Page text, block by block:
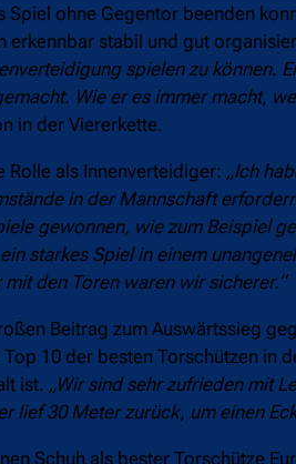
ohne Gegentor beenden
erkennbar stabil und gut
spielen zu können.
Wie er es immer macht,
in der Viererkette.
Rolle als Innenverteidiger: „Ich
in der Mannschaft
gewonnen, wie zum Beispiel
starkes Spiel in einem
den Toren waren wir sicherer.“
Beitrag zum Auswärtssieg
10 der besten Torschützen in
ist. „Wir sind sehr zufrieden mit
lief 30 Meter zurück, um einen
Schuh als bester Torschütze